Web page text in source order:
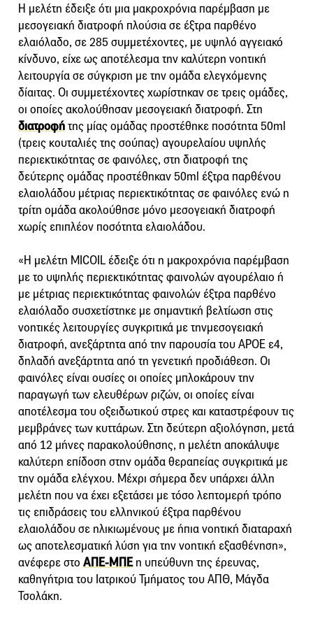
Η μελέτη έδειξε ότι μια μακροχρόνια παρέμβαση με
μεσογειακή διατροφή πλούσια σε έξτρα παρθένο
ελαιόλαδο, σε 285 συμμετέχοντες, με υψηλό αγγειακό
κίνδυνο, είχε ως αποτέλεσμα την καλύτερη νοητική
λειτουργία σε σύγκριση με την ομάδα ελεγχόμενης
δίαιτας. Οι συμμετέχοντες χωρίστηκαν σε τρεις ομάδες,
οι οποίες ακολούθησαν μεσογειακή διατροφή. Στη
διατροφήτης μίας ομάδας προστέθηκε ποσότητα 50ml
(τρεις κουταλιές της σούπας) αγουρελαίου υψηλής
περιεκτικότητας σε φαινόλες, στη διατροφή της
δεύτερης ομάδας προστέθηκαν 50ml έξτρα παρθένου
ελαιολάδου μέτριας περιεκτικότητας σε φαινόλες ενώ η
τρίτη ομάδα ακολούθησε μόνο μεσογειακή διατροφή
χωρίς επιπλέον ποσότητα ελαιολάδου.
«Η μελέτη MICOIL έδειξε ότι η μακροχρόνια παρέμβαση
με το υψηλής περιεκτικότητας φαινολών αγουρέλαιο ή
με μέτριας περιεκτικότητας φαινολών έξτρα παρθένο
ελαιόλαδο συσχετίστηκε με σημαντική βελτίωση στις
νοητικές λειτουργίες συγκριτικά με τηνμεσογειακή
διατροφή, ανεξάρτητα από την παρουσία του APOE ε4,
δηλαδή ανεξάρτητα από τη γενετική προδιάθεση. Οι
φαινόλες είναι ουσίες οι οποίες μπλοκάρουν την
παραγωγή των ελευθέρων ριζών, οι οποίες είναι
αποτέλεσμα του οξειδωτικού στρες και καταστρέφουν τις
μεμβράνες των κυττάρων. Στη δεύτερη αξιολόγηση, μετά
από 12 μήνες παρακολούθησης, η μελέτη αποκάλυψε
καλύτερη επίδοση στην ομάδα θεραπείας συγκριτικά με
την ομάδα ελέγχου. Μέχρι σήμερα δεν υπάρχει άλλη
μελέτη που να έχει εξετάσει με τόσο λεπτομερή τρόπο
τις επιδράσεις του ελληνικού έξτρα παρθένου
ελαιολάδου σε ηλικιωμένους με ήπια νοητική διαταραχή
ως αποτελεσματική λύση για την νοητική εξασθένηση»,
ανέφερε στο ΑΠΕ-ΜΠΕη υπεύθυνη της έρευνας,
καθηγήτρια του Ιατρικού Τμήματος του ΑΠΘ, Μάγδα
Τσολάκη.